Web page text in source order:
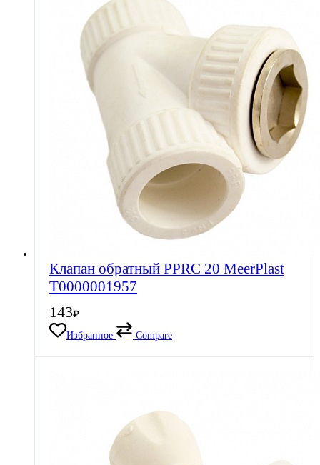
Клапан обратный PPRC 20 MeerPlast
Т0000001957
143₽
Избранное
Compare